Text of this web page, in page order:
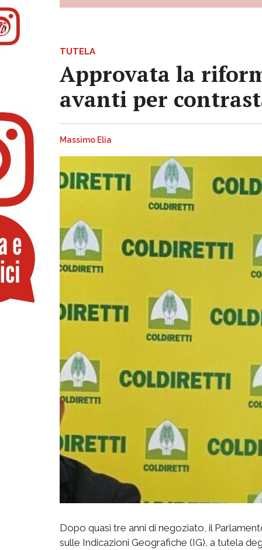
TUTELA
Approvata la
avanti per
Massimo Elia
Dopo quasi tre anni di negoziato, il
sulle Indicazioni Geografiche (IG), a tutela